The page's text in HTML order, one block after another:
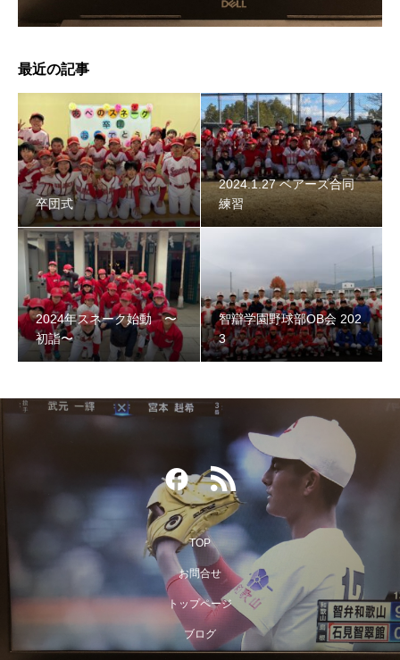
智辯学園野球部OB会 2023
第３回阿倍野スネークOB野球大会
最近の記事
卒団式
2024.1.27 ベアーズ合同
練習
2024年スネーク始動 〜
初詣〜
智辯学園野球部OB会 202
3
TOP
お問合せ
トップページ
ブログ